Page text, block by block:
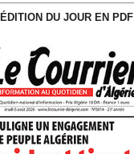
DU JOUR EN PDF